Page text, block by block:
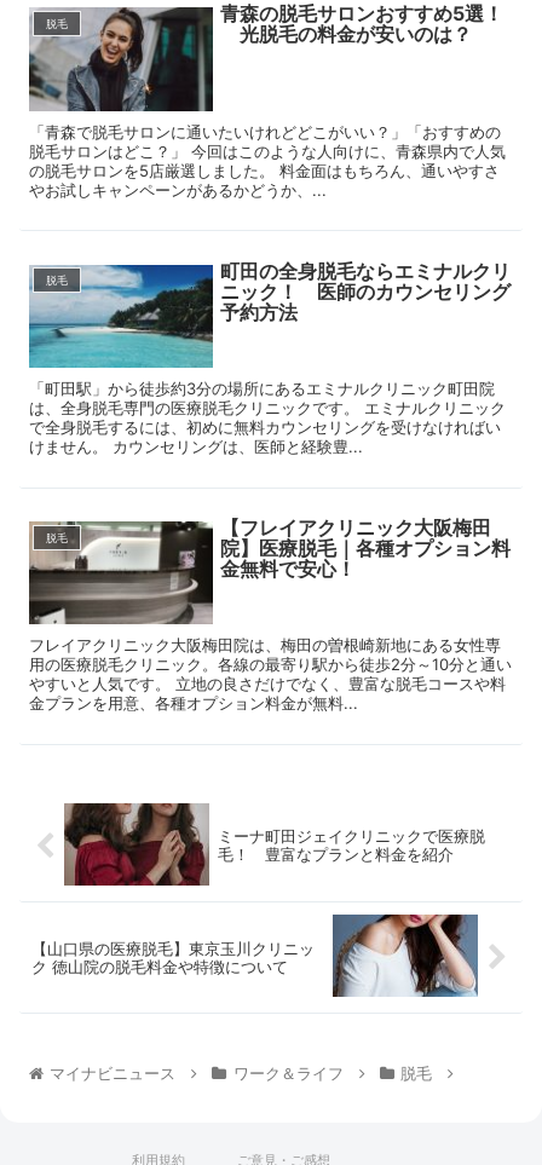
脱毛
青森の脱毛サロンおすすめ5選！
光脱毛の料金が安いのは？
「青森で脱毛サロンに通いたいけれどどこがいい？」「おすすめの
脱毛サロンはどこ？」 今回はこのような人向けに、青森県内で人気
の脱毛サロンを5店厳選しました。 料金面はもちろん、通いやすさ
やお試しキャンペーンがあるかどうか、...
脱毛
町田の全身脱毛ならエミナルクリ
ニック！ 医師のカウンセリング
予約方法
「町田駅」から徒歩約3分の場所にあるエミナルクリニック町田院
は、全身脱毛専門の医療脱毛クリニックです。 エミナルクリニック
で全身脱毛するには、初めに無料カウンセリングを受けなければい
けません。 カウンセリングは、医師と経験豊...
脱毛
【フレイアクリニック大阪梅田
院】医療脱毛｜各種オプション料
金無料で安心！
フレイアクリニック大阪梅田院は、梅田の曽根崎新地にある女性専
用の医療脱毛クリニック。各線の最寄り駅から徒歩2分～10分と通い
やすいと人気です。 立地の良さだけでなく、豊富な脱毛コースや料
金プランを用意、各種オプション料金が無料...
ミーナ町田ジェイクリニックで医療脱
毛！ 豊富なプランと料金を紹介
【山口県の医療脱毛】東京玉川クリニッ
ク 徳山院の脱毛料金や特徴について
マイナビニュース ワーク＆ライフ 脱毛
利用規約 ご意見・ご感想